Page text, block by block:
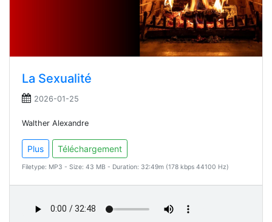
La Sexualité
2026-01-25
Walther Alexandre
Plus Téléchargement
Filetype: MP3 - Size: 43 MB - Duration: 32:49m (178 kbps 44100 Hz)